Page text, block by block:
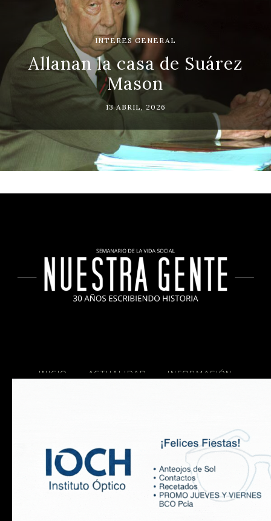
INTERES GENERAL
Allanan la casa de Suárez
Mason
13 ABRIL, 2026
INICIO ACTUALIDAD INFORMACIÓN
Copyright 2025 Nuestra Gente.